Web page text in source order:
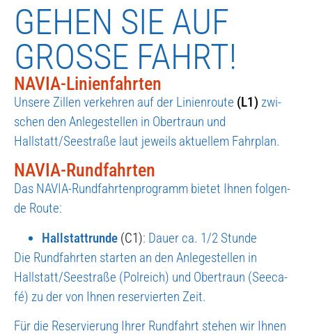
GEHEN SIE AUF
GROSSE FAHRT!
NAVIA-Linienfahrten
Unse­re Zil­len ver­keh­ren auf der Lini­en­rou­te (L1) zwi­
schen den Anle­ge­stel­len in Ober­traun und
Hallstatt/Seestraße laut jeweils aktu­el­lem Fahr­plan.
NAVIA-Rundfahrten
Das NAVIA-Rund­fahr­ten­pro­gramm bie­tet Ihnen fol­gen­
de Rou­te:
Hall­statt­run­de (C1): Dau­er ca. 1/2 Stun­de
Die Rund­fahr­ten star­ten an den Anle­ge­stel­len in
Hallstatt/Seestraße (Pol­reich) und Ober­traun (See­ca­
fé) zu der von Ihnen reser­vier­ten Zeit.
Für die Reser­vie­rung Ihrer Rund­fahrt ste­hen wir Ihnen